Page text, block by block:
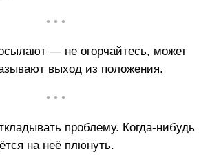
• • •
— не огорчайтесь, может
выход из положения.
• • •
проблему. Когда-нибудь
на неё плюнуть.